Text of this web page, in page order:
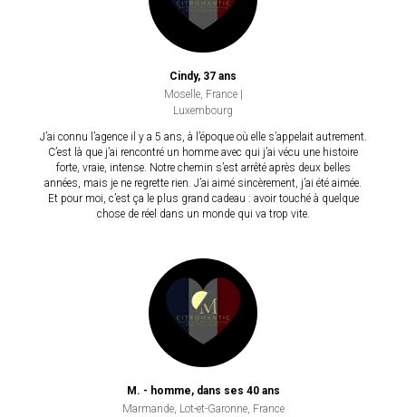
Cindy, 37 ans
Moselle, France |
Luxembourg
J’ai connu l’agence il y a 5 ans, à l’époque où elle s’appelait autrement.
C’est là que j’ai rencontré un homme avec qui j’ai vécu une histoire
forte, vraie, intense. Notre chemin s’est arrêté après deux belles
années, mais je ne regrette rien. J’ai aimé sincèrement, j’ai été aimée.
Et pour moi, c’est ça le plus grand cadeau : avoir touché à quelque
chose de réel dans un monde qui va trop vite.
M. - homme, dans ses 40 ans
Marmande, Lot-et-Garonne, France